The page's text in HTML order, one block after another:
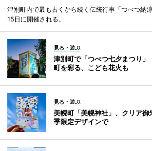
津別町内で最も古くから続く伝統行事「つべつ納
15日に開催される。
見る・遊ぶ
津別町で「つべつ七夕まつり
町を彩る、こども花火も
見る・遊ぶ
美幌町「美幌神社」、クリア
季限定デザインで